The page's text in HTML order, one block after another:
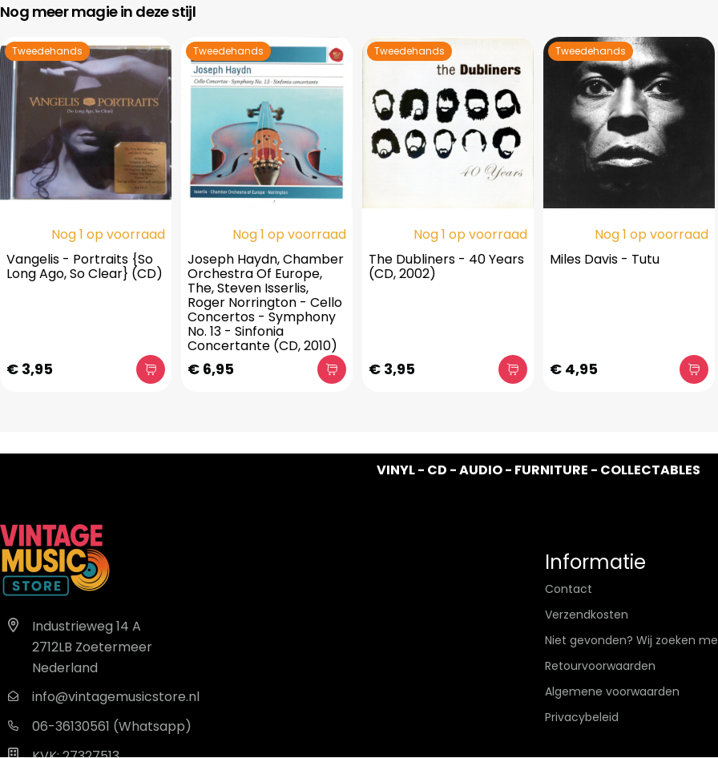
Nog meer magie in deze stijl
Tweedehands
Nog 1 op voorraad
Vangelis - Portraits {So
Long Ago, So Clear} (CD)
€ 3,95
Tweedehands
Nog 1 op voorraad
Joseph Haydn, Chamber
Orchestra Of Europe,
The, Steven Isserlis,
Roger Norrington - Cello
Concertos - Symphony
No. 13 - Sinfonia
Concertante (CD, 2010)
€ 6,95
Tweedehands
Nog 1 op voorraad
The Dubliners - 40 Years
(CD, 2002)
€ 3,95
Tweedehands
Nog 1 op voorraad
Miles Davis - Tutu
€ 4,95
VINYL - CD - AUDIO - FURNITURE - COLLECTABLES
Industrieweg 14 A
2712LB Zoetermeer
Nederland
info@vintagemusicstore.nl
06-36130561 (Whatsapp)
Informatie
Contact
Verzendkosten
Niet gevonden? Wij zoeken
Retourvoorwaarden
Algemene voorwaarden
Privacybeleid